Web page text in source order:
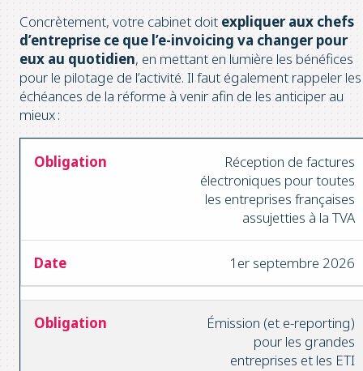
Concrètement, votre cabinet doit expliquer aux chefs
d’entreprise ce que l’e-invoicing va changer pour
eux au quotidien, en mettant en lumière les bénéfices
pour le pilotage de l’activité. Il faut également rappeler les
échéances de la réforme à venir afin de les anticiper au
mieux :
Réception de factures
électroniques pour toutes
les entreprises françaises
assujetties à la TVA
1er septembre 2026
Émission (et e-reporting)
pour les grandes
entreprises et les ETI